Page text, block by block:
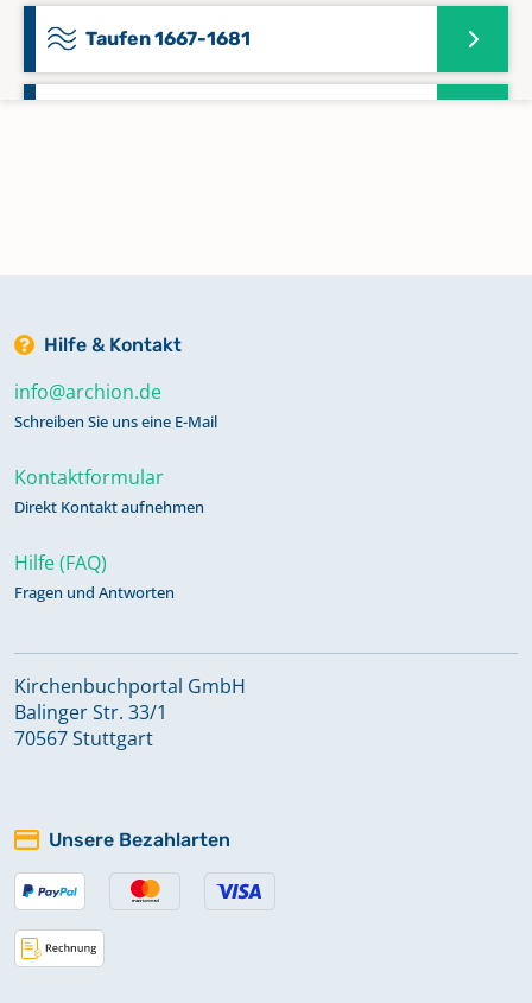
Taufen 1667-1681
Trauungen 1808-1833
Hilfe & Kontakt
info@archion.de
Schreiben Sie uns eine E-Mail
Kontaktformular
Direkt Kontakt aufnehmen
Hilfe (FAQ)
Fragen und Antworten
Kirchenbuchportal GmbH
Balinger Str. 33/1
70567 Stuttgart
Unsere Bezahlarten